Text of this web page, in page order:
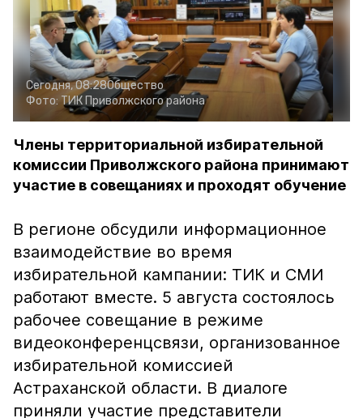
Сегодня, 08:28Общество
Фото:ТИК Приволжского района
Члены территориальной избирательной
комиссии Приволжского района принимают
участие в совещаниях и проходят обучение
В регионе обсудили информационное
взаимодействие во время
избирательной кампании: ТИК и СМИ
работают вместе. 5 августа состоялось
рабочее совещание в режиме
видеоконференцсвязи, организованное
избирательной комиссией
Астраханской области. В диалоге
приняли участие представители